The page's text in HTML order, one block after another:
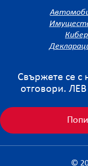
Свържете се с
отговори.
©